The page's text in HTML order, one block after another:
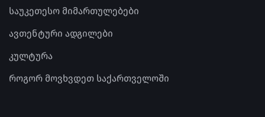
საუკეთესო მიმართულებები
ავთენტური ადგილები
კულტურა
როგორ მოვხვდეთ საქართველოში